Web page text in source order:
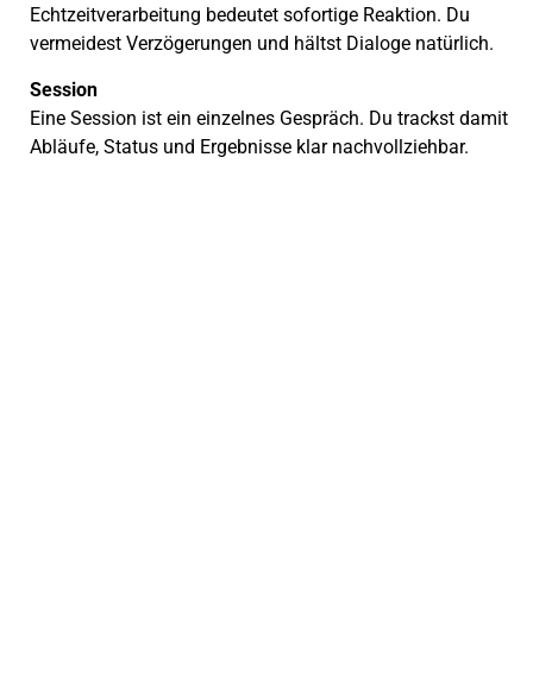
Echtzeitverarbeitung bedeutet sofortige Reaktion. Du
vermeidest Verzögerungen und hältst Dialoge natürlich.
Session
Eine Session ist ein einzelnes Gespräch. Du trackst damit
Abläufe, Status und Ergebnisse klar nachvollziehbar.